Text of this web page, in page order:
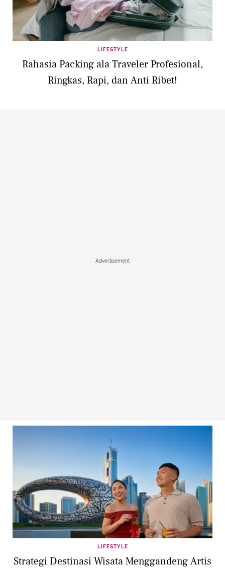
LIFESTYLE
Rahasia Packing ala Traveler Profesional,
Ringkas, Rapi, dan Anti Ribet!
Advertisement
LIFESTYLE
Strategi Destinasi Wisata Menggandeng Artis